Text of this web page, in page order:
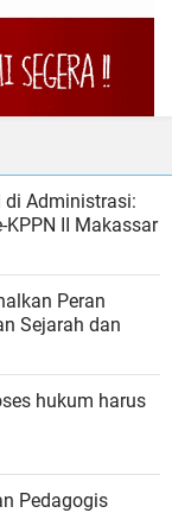
di Administrasi:
KPPN II Makassar
Peran
Sejarah dan
hukum harus
Pedagogis